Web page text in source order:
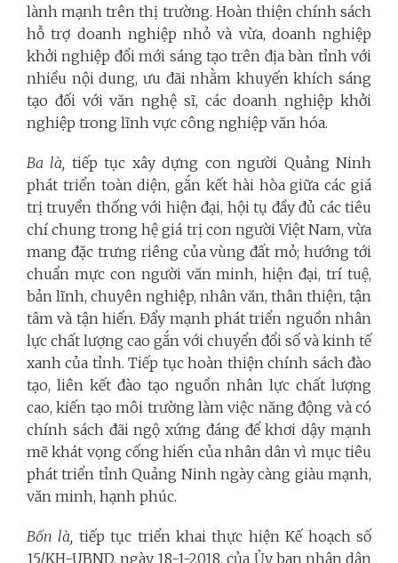
lành mạnh trên thị trường. Hoàn thiện chính sách
hỗ trợ doanh nghiệp nhỏ và vừa, doanh nghiệp
khởi nghiệp đổi mới sáng tạo trên địa bàn tỉnh với
nhiều nội dung, ưu đãi nhằm khuyến khích sáng
tạo đối với văn nghệ sĩ, các doanh nghiệp khởi
nghiệp trong lĩnh vực công nghiệp văn hóa.
Ba là, tiếp tục xây dựng con người Quảng Ninh
phát triển toàn diện, gắn kết hài hòa giữa các giá
trị truyền thống với hiện đại, hội tụ đầy đủ các tiêu
chí chung trong hệ giá trị con người Việt Nam, vừa
mang đặc trưng riêng của vùng đất mỏ; hướng tới
chuẩn mực con người văn minh, hiện đại, trí tuệ,
bản lĩnh, chuyên nghiệp, nhân văn, thân thiện, tận
tâm và tận hiến. Đẩy mạnh phát triển nguồn nhân
lực chất lượng cao gắn với chuyển đổi số và kinh tế
xanh của tỉnh. Tiếp tục hoàn thiện chính sách đào
tạo, liên kết đào tạo nguồn nhân lực chất lượng
cao, kiến tạo môi trường làm việc năng động và có
chính sách đãi ngộ xứng đáng để khơi dậy mạnh
mẽ khát vọng cống hiến của nhân dân vì mục tiêu
phát triển tỉnh Quảng Ninh ngày càng giàu mạnh,
văn minh, hạnh phúc.
Bốn là, tiếp tục triển khai thực hiện Kế hoạch số
15/KH-UBND, ngày 18-1-2018, của Ủy ban nhân dân